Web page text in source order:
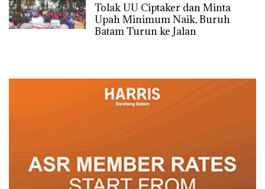
Tolak UU Ciptaker dan Minta
Upah Minimum Naik, Buruh
Batam Turun ke Jalan